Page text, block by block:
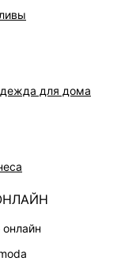
для дома
онлайн